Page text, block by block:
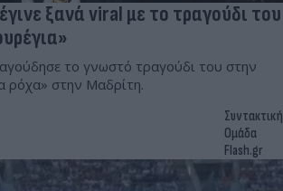
ξανά viral με το τραγούδι του
το γνωστό τραγούδι του στην
ρόχα» στην Μαδρίτη.
Συντακτική
Ομάδα
Flash.gr